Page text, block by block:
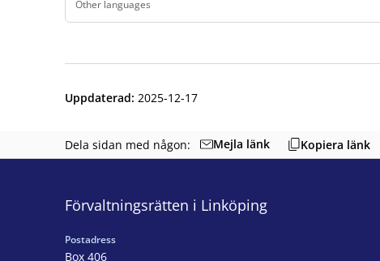
Other languages
Finns under:Other languages.
Uppdaterad: 2025-12-17
Dela sidan med någon: Mejla länk Kopiera länk
Förvaltningsrätten i Linköping
Postadress
Box 406